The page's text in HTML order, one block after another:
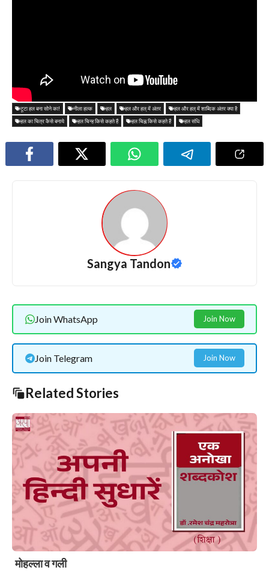
टूटा हल बना सोने का! नीला हल्क हल हल और हल् में अंतर
हल और हल् में शाब्दिक अंतर क्या है
हल का चित्र कैसे बनाये
हल चिन्ह किसे कहते हैं हल चिह्न किसे कहते हैं हल संधि
Sangya Tandon
Join WhatsApp Join Now
Join Telegram Join Now
Related Stories
मोहल्ला व गली